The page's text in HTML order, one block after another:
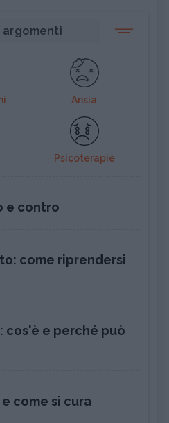
Ansia
Psicoterapie
e contro
come riprendersi
cos'è e perché può
come si cura